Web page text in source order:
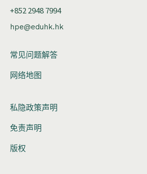
+852 2948 7994
hpe@eduhk.hk
常见问题解答
网络地图
私隐政策声明
免责声明
版权